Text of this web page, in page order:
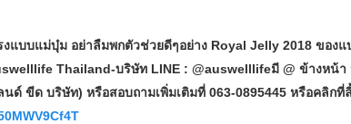
แบบแม่บุ๋ม อย่าลืมพกตัวช่วยดีๆอย่าง Royal Jelly 2018 ของ
Thailand-บริษัท LINE : @auswelllifeมี @ ข้างห
ด์ ขีด บริษัท) หรือสอบถามเพิ่มเติมที่ 063-0895445 หรือคลิกที่